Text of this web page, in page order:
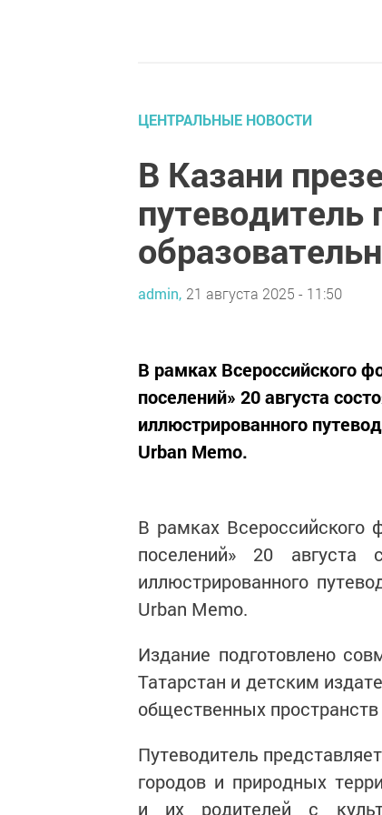
ЦЕНТРАЛЬНЫЕ НОВОСТИ
В Казани
путеводитель
admin, 21 августа 2025 - 11:50
В рамках Всероссийского
поселений» 20 августа
иллюстрированного
Urban Memo.
В рамках Всероссийского
поселений» 20 августа
иллюстрированного
Urban Memo.
Издание подготовлено
Татарстан и детским
общественных
Путеводитель
городов и природных
и их родителей с